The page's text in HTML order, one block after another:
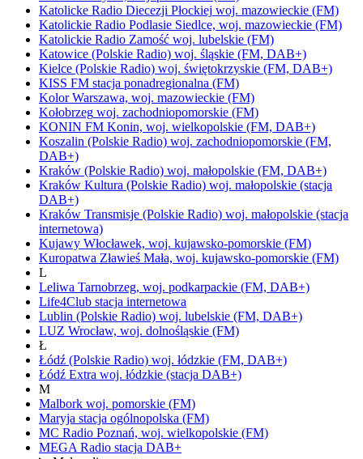
Katolicke Radio Diecezji Płockiej woj. mazowieckie (FM)
Katolickie Radio Podlasie Siedlce, woj. mazowieckie (FM)
Katolickie Radio Zamość woj. lubelskie (FM)
Katowice (Polskie Radio) woj. śląskie (FM, DAB+)
Kielce (Polskie Radio) woj. świętokrzyskie (FM, DAB+)
KISS FM stacja ponadregionalna (FM)
KolorWarszawa, woj. mazowieckie (FM)
Kołobrzeg woj. zachodniopomorskie (FM)
KONIN FM Konin, woj. wielkopolskie (FM, DAB+)
Koszalin (Polskie Radio) woj. zachodniopomorskie (FM,
DAB+)
Kraków (Polskie Radio) woj. małopolskie (FM, DAB+)
Kraków Kultura (Polskie Radio) woj. małopolskie (stacja
DAB+)
Kraków Transmisje (Polskie Radio) woj. małopolskie (stacja
internetowa)
Kujawy Włocławek, woj. kujawsko-pomorskie (FM)
Kuropatwa Zławieś Mała, woj. kujawsko-pomorskie (FM)
L
Leliwa Tarnobrzeg, woj. podkarpackie (FM, DAB+)
Life4Club stacja internetowa
Lublin (Polskie Radio) woj. lubelskie (FM, DAB+)
LUZ Wrocław, woj. dolnośląskie (FM)
Ł
Łódź (Polskie Radio) woj. łódzkie (FM, DAB+)
Łódź Extra woj. łódzkie (stacja DAB+)
M
Malbork woj. pomorskie (FM)
Maryja stacja ogólnopolska (FM)
MC Radio Poznań, woj. wielkopolskie (FM)
MEGA Radio stacja DAB+